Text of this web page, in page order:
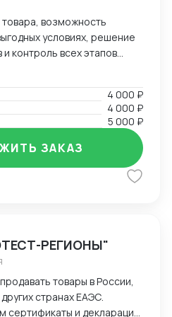
возможность
условиях, решение
контроль всех этапов
партнерами.
4 000 ₽
4 000 ₽
5 000 ₽
ЗАКАЗ
РЕГИОНЫ"
странах ЕАЭС.
и декларации